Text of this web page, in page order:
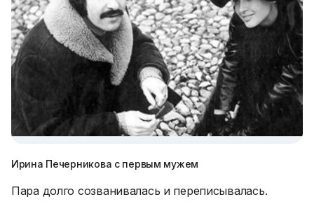
Ирина Печерникова с первым мужем
Пара долго созванивалась и переписывалась.